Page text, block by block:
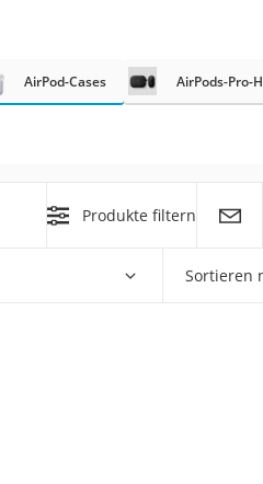
AirPod-Cases AirPods-Pro-
Produkte filtern
Sortieren